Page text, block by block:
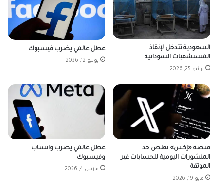
السعودية تتدخل لإنقاذ
المستشفيات السودانية
يونيو 25, 2026
عطل عالمي يضرب فيسبوك
يونيو 12, 2026
منصة «إكس» تقلص حد
المنشورات اليومية للحسابات غير
الموثقة
مايو 19, 2026
عطل عالمي يضرب واتساب
وفيسبوك
مارس 4, 2026